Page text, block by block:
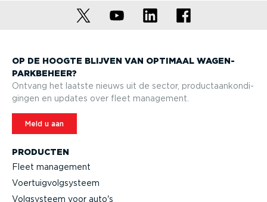
PRODUCTEN
Fleet management
Voertuig­volg­systeem
Volgsysteem voor auto's
OP DE HOOGTE BLIJVEN VAN OPTIMAAL WAGEN­
PARK­BEHEER?
Ontvang het laatste nieuws uit de sector, product­aan­kon­di­
gingen en updates over fleet management.
Meld u aan